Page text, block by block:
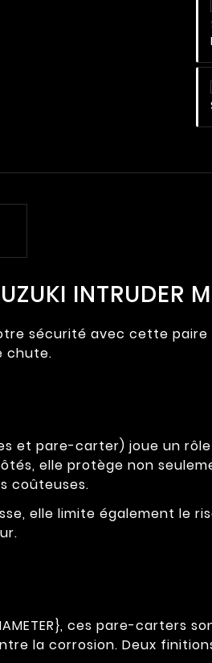
INTRUDER
sécurité avec cette
chute.
et pare-carter) joue un
elle protège non
coûteuses.
elle limite également le
ces pare-carters
la corrosion. Deux